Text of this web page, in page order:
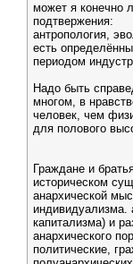
может я конечно
подтвержения:
антропология,
есть
периодом
Надо быть
многом, в
человек, чем
для полового
Граждане и
историческом
анархической
индивидуализма.
капитализма) и
анархического
политические,